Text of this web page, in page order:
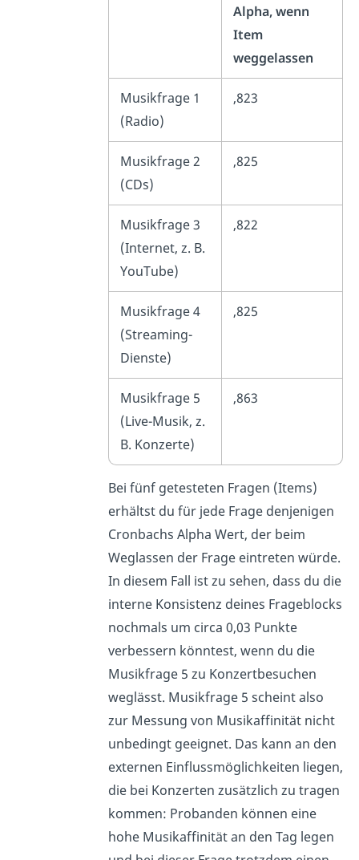
Alpha, wenn
Item
weggelassen
Musikfrage 1
(Radio)
,823
Musikfrage 2
(CDs)
,825
Musikfrage 3
(Internet, z. B.
YouTube)
,822
Musikfrage 4
(Streaming-
Dienste)
,825
Musikfrage 5
(Live-Musik, z.
B. Konzerte)
,863
Bei fünf getesteten Fragen (Items)
erhältst du für jede Frage denjenigen
Cronbachs Alpha Wert, der beim
Weglassen der Frage eintreten würde.
In diesem Fall ist zu sehen, dass du die
interne Konsistenz deines Frageblocks
nochmals um circa 0,03 Punkte
verbessern könntest, wenn du die
Musikfrage 5 zu Konzertbesuchen
weglässt. Musikfrage 5 scheint also
zur Messung von Musikaffinität nicht
unbedingt geeignet. Das kann an den
externen Einflussmöglichkeiten liegen,
die bei Konzerten zusätzlich zu tragen
kommen: Probanden können eine
hohe Musikaffinität an den Tag legen